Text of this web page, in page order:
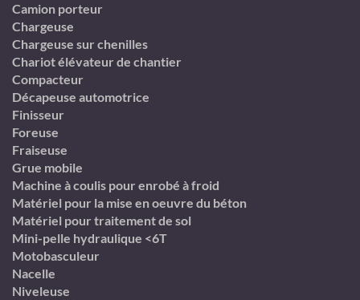
Camion porteur
Chargeuse
Chargeuse sur chenilles
Chariot élévateur de chantier
Compacteur
Décapeuse automotrice
Finisseur
Foreuse
Fraiseuse
Grue mobile
Machine à coulis pour enrobé à froid
Matériel pour la mise en oeuvre du béton
Matériel pour traitement de sol
Mini-pelle hydraulique <6T
Motobasculeur
Nacelle
Niveleuse